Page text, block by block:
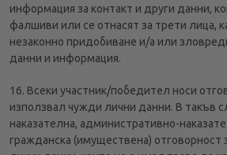
информация за контакт и други данни,
фалшиви или се отнасят за трети лица,
незаконно придобиване и/а или
данни и информация.
16. Всеки участник/победител носи
използвал чужди лични данни. В такъв
наказателна, административно-
гражданска (имуществена) отговорност